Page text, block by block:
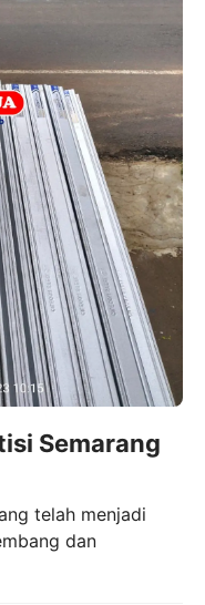
Semarang
telah menjadi
dan